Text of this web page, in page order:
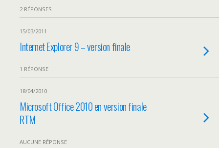
2 RÉPONSES
15/03/2011
Internet Explorer 9 – version finale
1 RÉPONSE
18/04/2010
Microsoft Office 2010 en version finale
RTM
AUCUNE RÉPONSE